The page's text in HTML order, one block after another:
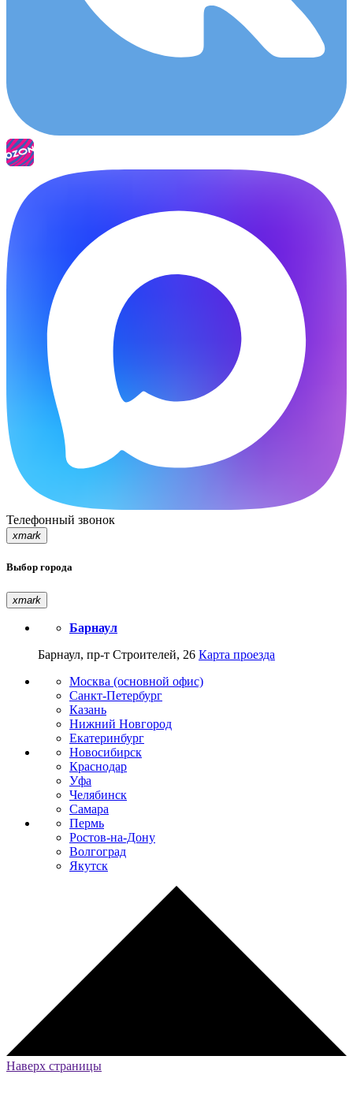
Телефонный звонок
xmark
Выбор города
xmark
Барнаул
Барнаул, пр-т Строителей, 26 Карта проезда
Москва (основной офис)
Санкт-Петербург
Казань
Нижний Новгород
Екатеринбург
Новосибирск
Краснодар
Уфа
Челябинск
Самара
Пермь
Ростов-на-Дону
Волгоград
Якутск
Наверх страницы